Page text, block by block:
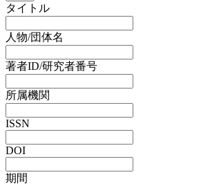
タイトル
人物/団体名
著者ID/研究者番号
所属機関
ISSN
DOI
期間